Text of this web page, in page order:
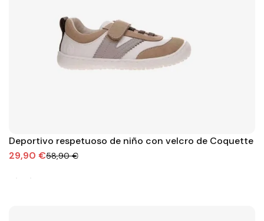
Deportivo respetuoso de niño con velcro de Coquette
29,90 €58,90 €